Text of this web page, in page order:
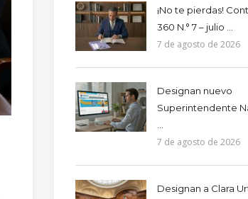
¡No te pierdas!
360 N.° 7 – julio ...
7 de agosto de 2026
Designan nuevo
Superintendente
7 de agosto de 2026
Designan a Clara